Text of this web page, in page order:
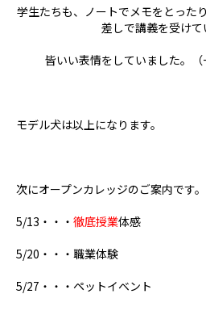
学生たちも、ノートでメモをとった
差しで講義を受けて
皆いい表情をしていました。（
モデル犬は以上になります。
次にオープンカレッジのご案内です。
5/13・・・ 徹底授業体感
5/20・・・職業体験
5/27・・・ペットイベント